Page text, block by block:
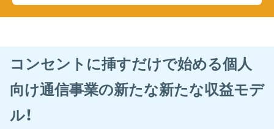
コンセントに挿すだけで始める個人
向け通信事業の新たな新たな収益モデ
ル！